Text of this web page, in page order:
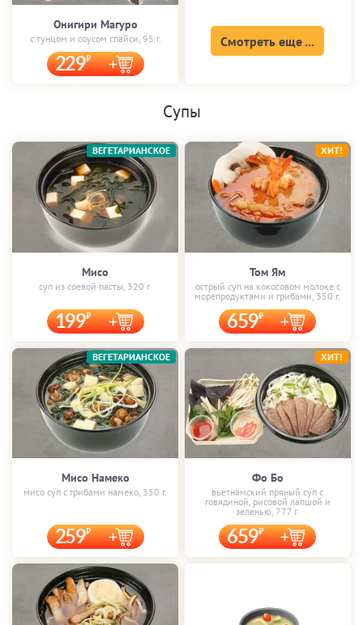
Онигири Магуро
с тунцом и соусом спайси, 95 г.
229
Смотреть еще ...
Супы
Мисо
суп из соевой пасты, 320 г.
199
ВЕГЕТАРИАНСКОЕ
Том Ям
острый суп на кокосовом молоке с
морепродуктами и грибами, 350 г.
659
ХИТ!
Мисо Намеко
мисо суп с грибами намеко, 350 г.
259
ВЕГЕТАРИАНСКОЕ
Фо Бо
вьетнамский пряный суп с
говядиной, рисовой лапшой и
зеленью, 777 г.
659
ХИТ!